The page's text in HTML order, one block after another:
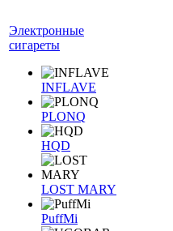
Электронные
сигареты
INFLAVE
PLONQ
HQD
LOST MARY
PuffMi